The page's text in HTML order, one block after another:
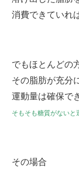
消費できていれ
でもほとんどの
その脂肪が充分
運動量は確保で
そもそも糖質がないと
その場合